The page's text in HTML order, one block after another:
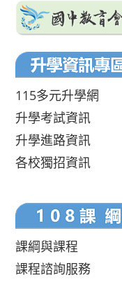
115多元升學網
升學考試資訊
升學進路資訊
各校獨招資訊
課綱與課程
課程諮詢服務